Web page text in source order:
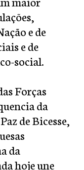
e de
e de
social.
Forças
da
de Bicesse,
da
hoje une